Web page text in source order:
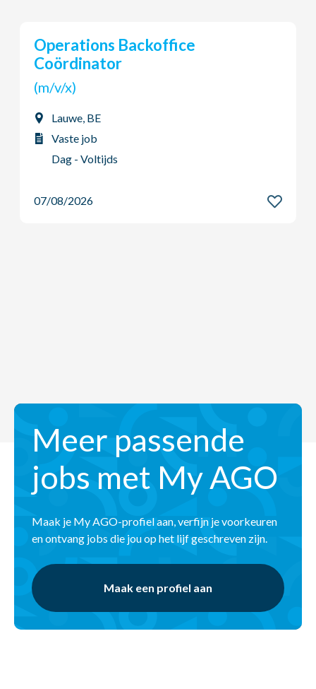
Operations Backoffice
Coördinator
(m/v/x)
Lauwe, BE
Vaste job
Dag - Voltijds
07/08/2026
Meer passende
jobs met My AGO
Maak je My AGO-profiel aan, verfijn je voorkeuren
en ontvang jobs die jou op het lijf geschreven zijn.
Maak een profiel aan